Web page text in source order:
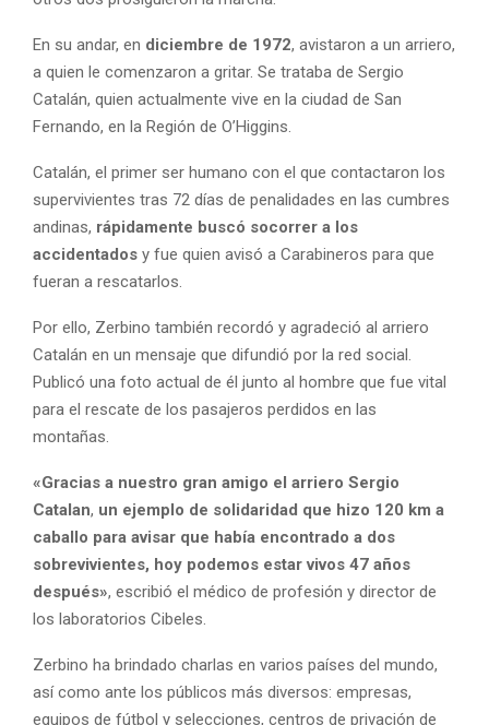
En su andar, en diciembre de 1972, avistaron a un arriero,
a quien le comenzaron a gritar. Se trataba de Sergio
Catalán, quien actualmente vive en la ciudad de San
Fernando, en la Región de O’Higgins.
Catalán, el primer ser humano con el que contactaron los
supervivientes tras 72 días de penalidades en las cumbres
andinas, rápidamente buscó socorrer a los
accidentados y fue quien avisó a Carabineros para que
fueran a rescatarlos.
Por ello, Zerbino también recordó y agradeció al arriero
Catalán en un mensaje que difundió por la red social.
Publicó una foto actual de él junto al hombre que fue vital
para el rescate de los pasajeros perdidos en las
montañas.
«Gracias a nuestro gran amigo el arriero Sergio
Catalan, un ejemplo de solidaridad que hizo 120 km a
caballo para avisar que había encontrado a dos
sobrevivientes, hoy podemos estar vivos 47 años
después», escribió el médico de profesión y director de
los laboratorios Cibeles.
Zerbino ha brindado charlas en varios países del mundo,
así como ante los públicos más diversos: empresas,
equipos de fútbol y selecciones, centros de privación de